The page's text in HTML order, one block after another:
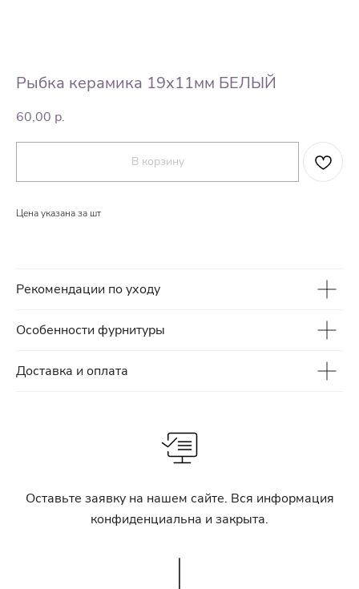
Рыбка керамика 19х11мм БЕЛЫЙ
60,00 р.
В корзину
Цена указана за шт
Рекомендации по уходу
Особенности фурнитуры
Доставка и оплата
Оставьте заявку на нашем сайте. Вся информация
конфиденциальна и закрыта.